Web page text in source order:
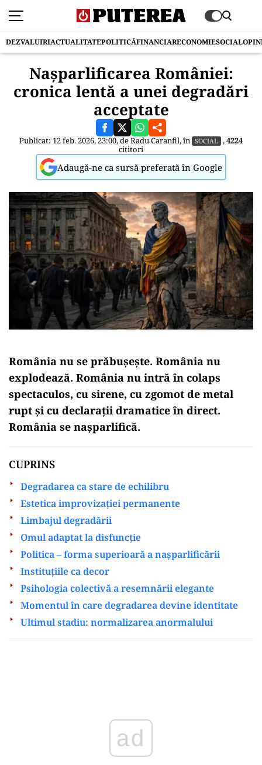
DEZVALUIRIACTUALITATEPOLITICĂFINANCIARECONOMIESOCIAL
Nașparlificarea României:
cronica lentă a unei degradări
acceptate
Publicat: 12 feb. 2026, 23:00, deRadu Caranfil, în SOCIAL ,4224
cititori
Adaugă-ne ca sursă preferată în Google
România nu se prăbușește. România nu
explodează. România nu intră în colaps
spectaculos, cu sirene, cu zgomot de metal
rupt și cu declarații dramatice în direct.
România se nașparlifică.
CUPRINS
Degradarea ca stare de echilibru
Estetica improvizației permanente
Limbajul degradării
Omul adaptat la disfuncție
Politica – forma superioară a nașparlificării
Instituțiile ca decor
Psihologia colectivă a resemnării elegante
Momentul în care degradarea devine identitate
Ultimul stadiu: normalizarea anormalului